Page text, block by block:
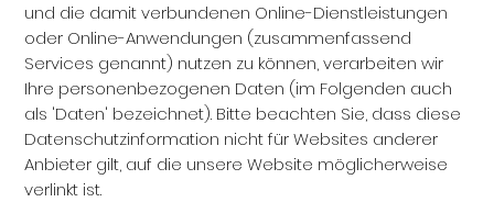
und die damit verbundenen Online-Dienstleistungen
oder Online-Anwendungen (zusammenfassend
Services genannt) nutzen zu können, verarbeiten wir
Ihre personenbezogenen Daten (im Folgenden auch
als 'Daten' bezeichnet). Bitte beachten Sie, dass diese
Datenschutzinformation nicht für Websites anderer
Anbieter gilt, auf die unsere Website möglicherweise
verlinkt ist.